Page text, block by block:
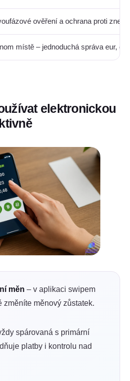
ověření a ochrana proti
místě – jednoduchá správa eur,
elektronickou
měn – v aplikaci swipem
změníte měnový zůstatek.
spárovaná s primární
platby i kontrolu nad